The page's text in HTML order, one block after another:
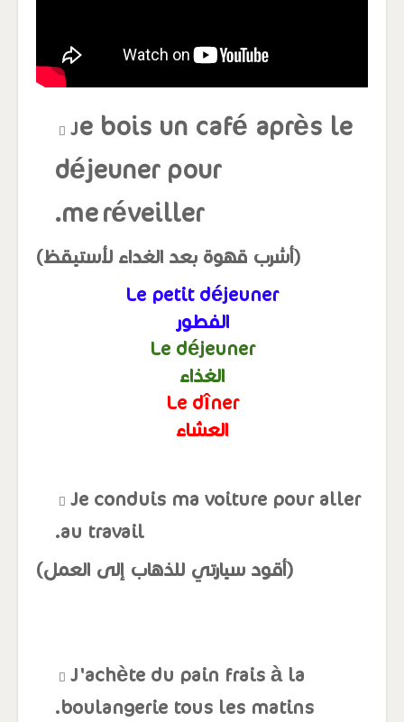
Je bois un café après le
déjeuner pour
meréveiller.
(أشرب قهوة بعد الغداء لأستيقظ)
Le petit déjeuner
الفطور
Le déjeuner
الغذاء
Le dîner
العشاء
Je conduis ma voiture pour aller
au travail.
(أقود سيارتي للذهاب إلى العمل)
J'achète du pain frais à la
boulangerie tous les matins.